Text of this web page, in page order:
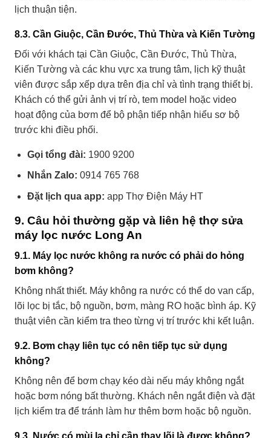
lịch thuận tiện.
8.3. Cần Giuộc, Cần Đước, Thủ Thừa và Kiến Tường
Đối với khách tại Cần Giuộc, Cần Đước, Thủ Thừa,
Kiến Tường và các khu vực xa trung tâm, lịch kỹ thuật
viên được sắp xếp dựa trên địa chỉ và tình trạng thiết bị.
Khách có thể gửi ảnh vị trí rò, tem model hoặc video
hoạt động của bơm để bộ phận tiếp nhận hiểu sơ bộ
trước khi điều phối.
Gọi tổng đài: 1900 9200
Nhắn Zalo: 0914 765 768
Đặt lịch qua app: app Thợ Điện Máy HT
9. Câu hỏi thường gặp và liên hệ thợ sửa
máy lọc nước Long An
9.1. Máy lọc nước không ra nước có phải do hỏng
bơm không?
Không nhất thiết. Máy không ra nước có thể do van cấp,
lõi lọc bị tắc, bộ nguồn, bơm, màng RO hoặc bình áp. Kỹ
thuật viên cần kiểm tra theo từng vị trí trước khi kết luận.
9.2. Bơm chạy liên tục có nên tiếp tục sử dụng
không?
Không nên để bơm chạy kéo dài nếu máy không ngắt
hoặc bơm nóng bất thường. Khách nên ngắt điện và đặt
lịch kiểm tra để tránh làm hư thêm bơm hoặc bộ nguồn.